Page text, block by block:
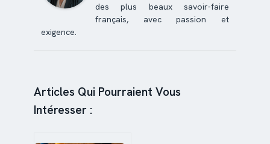
des plus beaux savoir-faire
français, avec passion et
exigence.
Articles Qui Pourraient Vous
Intéresser :